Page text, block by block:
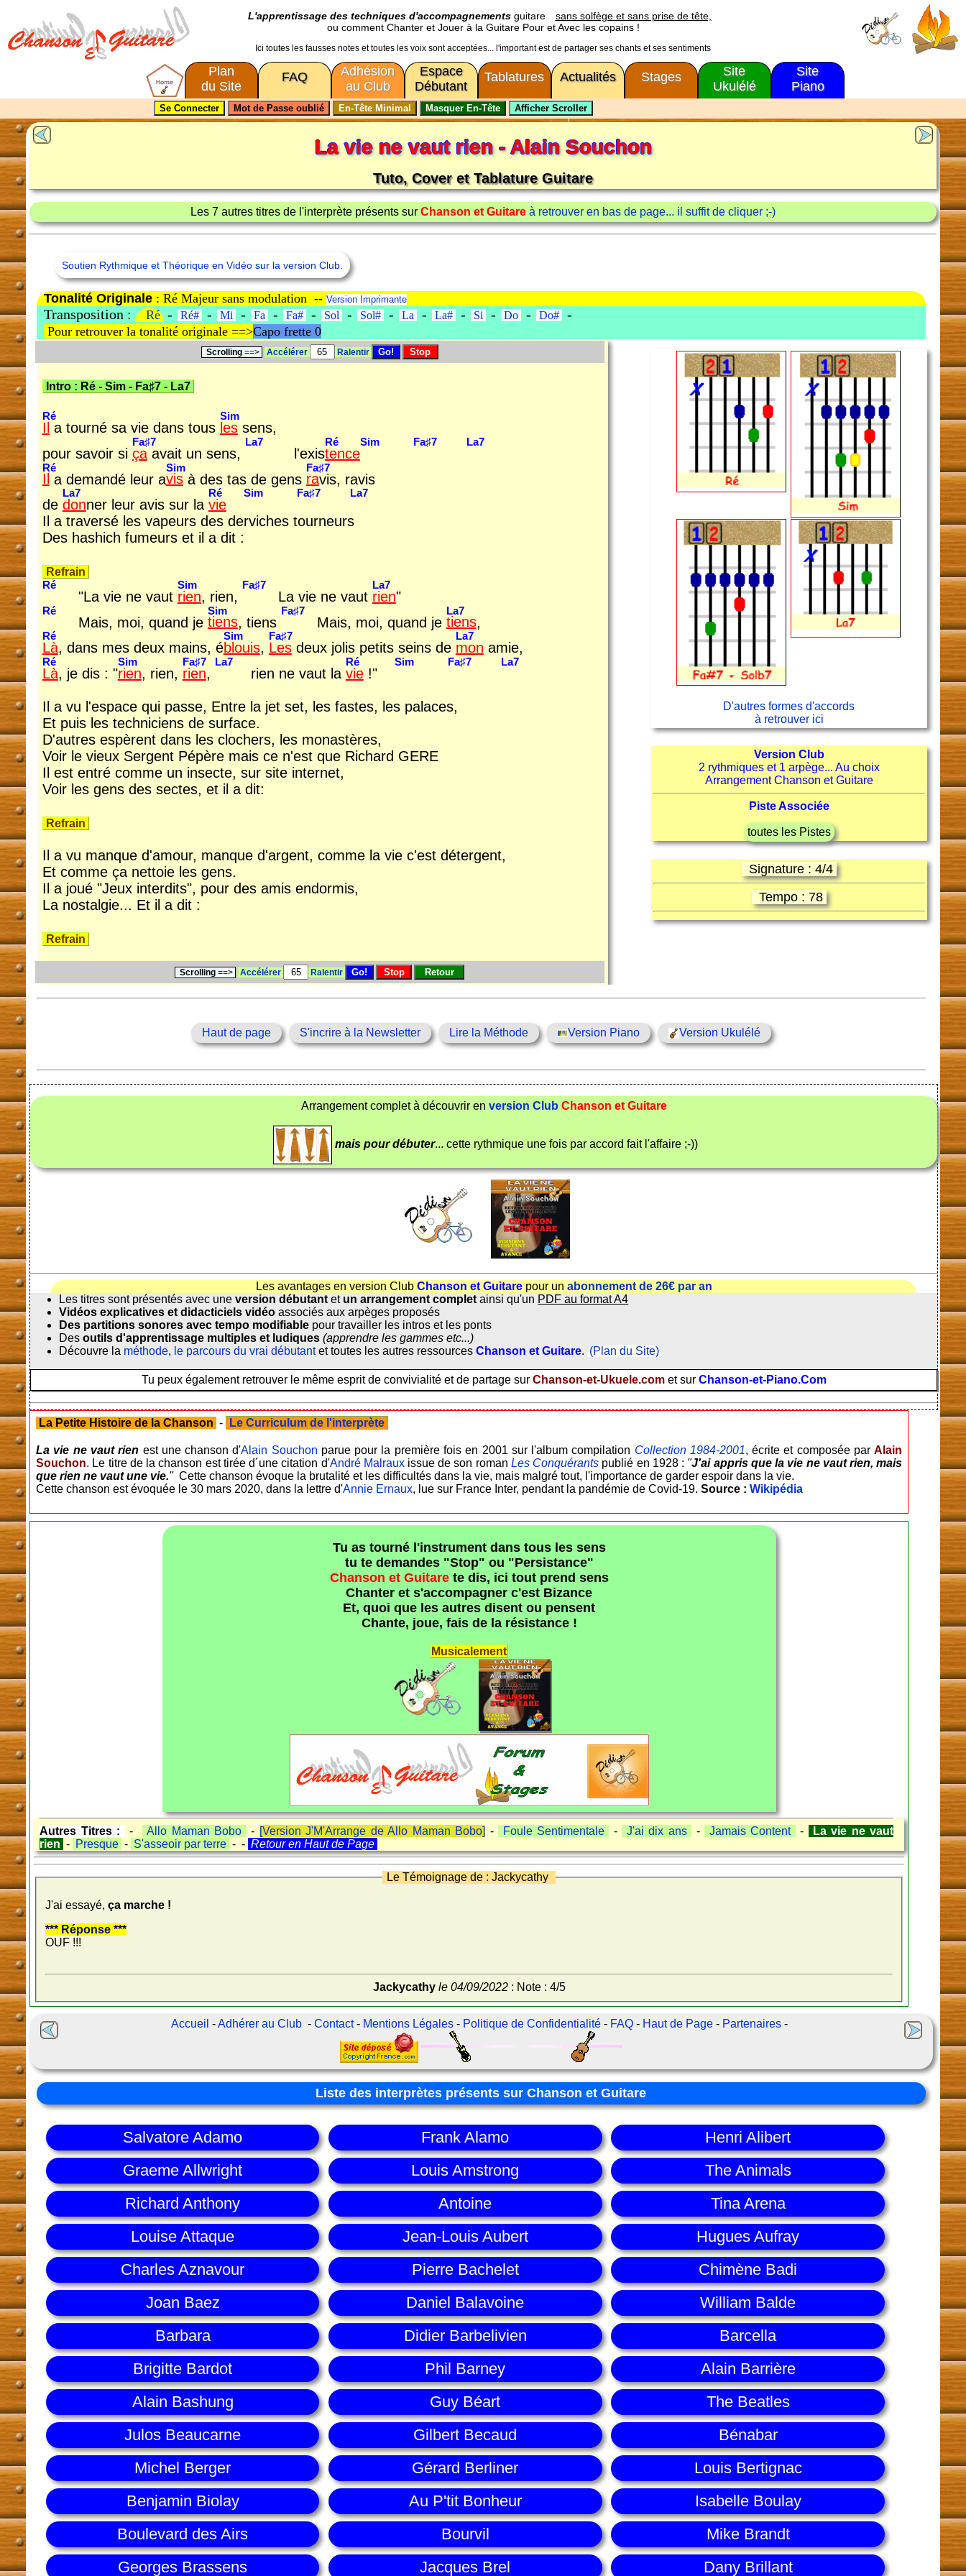
L'apprentissage des techniques d'accompagnementsguitare
sans solfège et sans prise de tête,
ou comment Chanter et Jouer à la Guitare Pour et Avec les copains !
Ici toutes les fausses notes et toutes les voix sont acceptées... l'important est de partager ses chants et ses sentiments
Plan
du Site
FAQ
Adhésion
au Club
Espace
Débutant
Tablatures Actualités Stages
Site
Ukulélé
Site
Piano
La vie ne vaut rien - Alain Souchon
Tuto, Cover et Tablature Guitare
Les 7 autres titres de l'interprète présents sur Chanson et Guitare à retrouver en bas de page... il suffit de cliquer ;-)
Soutien Rythmique et Théorique en Vidéo sur la version Club.
Tonalité Originale : Ré Majeur sans modulation --Version Imprimante
Transposition : Ré - Ré# - Mi - Fa - Fa# - Sol - Sol# - La - La# - Si - Do - Do# -
Pour retrouver la tonalité originale ==>Capo frette 0
Scrolling ==> Accélérer Ralentir
Intro : Ré- Sim- Fa♯7- La7
Ré
Il a tourné sa vie dans tous
Sim
lessens,
pour savoir si
Fa♯7
çaavait un sens,
La7
l'exis
Ré
tence
Sim Fa♯7 La7
Ré
Il a demandé leur a
Sim
visà des tas de gens
Fa♯7
ravis, ravis
de
La7
donner leur avis sur la
Ré
vie
Sim Fa♯7 La7
Il a traversé les vapeurs des derviches tourneurs
Des hashich fumeurs et il a dit :
Refrain
Ré
"La vie ne vaut
Sim
rien, rien,
Fa♯7
La vie ne vaut
La7
rien"
Ré
Mais, moi, quand je
Sim
tiens, tiens
Fa♯7
Mais, moi, quand je
La7
tiens,
Ré
Là, dans mes deux mains, é
Sim
blouis,
Fa♯7
Lesdeux jolis petits seins de
La7
mon amie,
Ré
Là, je dis : "
Sim
rien, rien,
Fa♯7
rien,
La7
rien ne vaut la
Ré
vie!"
Sim Fa♯7 La7
Il a vu l'espace qui passe, Entre la jet set, les fastes, les palaces,
Et puis les techniciens de surface.
D'autres espèrent dans les clochers, les monastères,
Voir le vieux Sergent Pépère mais ce n'est que Richard GERE
Il est entré comme un insecte, sur site internet,
Voir les gens des sectes, et il a dit:
Refrain
Il a vu manque d'amour, manque d'argent, comme la vie c'est détergent,
Et comme ça nettoie les gens.
Il a joué "Jeux interdits", pour des amis endormis,
La nostalgie... Et il a dit :
Refrain
Scrolling==> Accélérer Ralentir
D'autres formes d'accords
à retrouver ici
Version Club
2 rythmiques et 1 arpège... Au choix
Arrangement Chanson et Guitare
Piste Associée
toutes les Pistes
Signature : 4/4
Tempo : 78
Haut de page S'incrire à la Newsletter Lire la Méthode Version Piano Version Ukulélé
Arrangement complet à découvrir en version Club Chanson et Guitare
mais pour débuter... cette rythmique une fois par accord fait l'affaire ;-))
Les avantages en version Club Chanson et Guitarepour un abonnement de 26€ par an
Les titres sont présentés avec uneversion débutant et un arrangement complet ainsi qu'un PDF au format A4
Vidéos explicatives et didacticiels vidéo associés aux arpèges proposés
Des partitions sonores avec tempo modifiable pour travailler les intros et les ponts
Desoutils d'apprentissage multiples et ludiques (apprendre les gammes etc...)
Découvre la méthode, le parcours du vrai débutantet toutes les autres ressourcesChanson et Guitare. (Plan du Site)
Tu peux également retrouver le même esprit de convivialité et de partage sur Chanson-et-Ukuele.comet sur Chanson-et-Piano.Com
La Petite Histoire de la Chanson - Le Curriculum de l'interprète
La vie ne vaut rien est une chanson d'Alain Souchon parue pour la première fois en 2001 sur l'album compilation Collection 1984-2001, écrite et composée parAlain
Souchon. Le titre de la chanson est tirée d´une citation d'André Malrauxissue de son roman Les Conquérants publié en 1928 : "J'ai appris que la vie ne vaut rien, mais
que rien ne vaut une vie."Cette chanson évoque la brutalité et les difficultés dans la vie, mais malgré tout, l'importance de garder espoir dans la vie.
Cette chanson est évoquée le 30 mars 2020, dans la lettre d'Annie Ernaux, lue sur France Inter, pendant la pandémie de Covid-19.Source :Wikipédia
Tu as tourné l'instrument dans tous les sens
tu te demandes "Stop" ou "Persistance"
Chanson et Guitarete dis, ici tout prend sens
Chanter et s'accompagner c'est Bizance
Et, quoi que les autres disent ou pensent
Chante, joue, fais de la résistance !
Musicalement
Autres Titres : - Allo Maman Bobo - [Version J'M'Arrange de Allo Maman Bobo] - Foule Sentimentale - J'ai dix ans - Jamais Content -
La vie ne vaut
rien - Presque - S'asseoir par terre - - Retour en Haut de Page
Le Témoignage de : Jackycathy
J'ai essayé,ça marche !
*** Réponse ***
OUF !!!
Jackycathy le 04/09/2022: Note : 4/5
Accueil -Adhérer au Club -Contact- Mentions Légales - Politique de Confidentialité - FAQ - Haut de Page - Partenaires -
Liste des interprètes présents sur Chanson et Guitare
Salvatore Adamo Frank Alamo
Henri Alibert
Graeme Allwright
Louis Amstrong
The Animals
Richard Anthony
Antoine
Tina Arena
Louise Attaque
Jean-Louis Aubert
Hugues Aufray
Charles Aznavour
Pierre Bachelet
Chimène Badi
Joan Baez
Daniel Balavoine
William Balde
Barbara
Didier Barbelivien
Barcella
Brigitte Bardot
Phil Barney
Alain Barrière
Alain Bashung
Guy Béart
The Beatles
Julos Beaucarne
Gilbert Becaud
Bénabar
Michel Berger
Gérard Berliner
Louis Bertignac
Benjamin Biolay
Au P'tit Bonheur
Isabelle Boulay
Boulevard des Airs
Bourvil
Mike Brandt
Georges Brassens
Jacques Brel Dany Brillant